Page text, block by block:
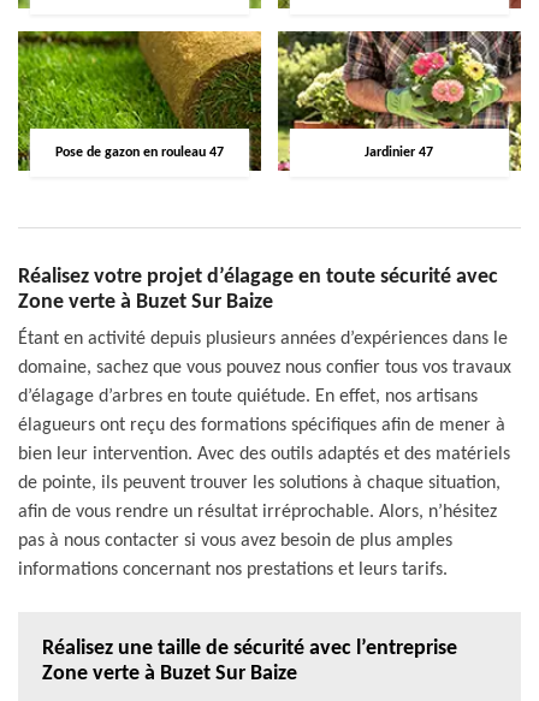
Pose de gazon en rouleau 47 Jardinier 47
Réalisez votre projet d’élagage en toute sécurité avec
Zone verte à Buzet Sur Baize
Étant en activité depuis plusieurs années d’expériences dans le
domaine, sachez que vous pouvez nous confier tous vos travaux
d’élagage d’arbres en toute quiétude. En effet, nos artisans
élagueurs ont reçu des formations spécifiques afin de mener à
bien leur intervention. Avec des outils adaptés et des matériels
de pointe, ils peuvent trouver les solutions à chaque situation,
afin de vous rendre un résultat irréprochable. Alors, n’hésitez
pas à nous contacter si vous avez besoin de plus amples
informations concernant nos prestations et leurs tarifs.
Réalisez une taille de sécurité avec l’entreprise
Zone verte à Buzet Sur Baize